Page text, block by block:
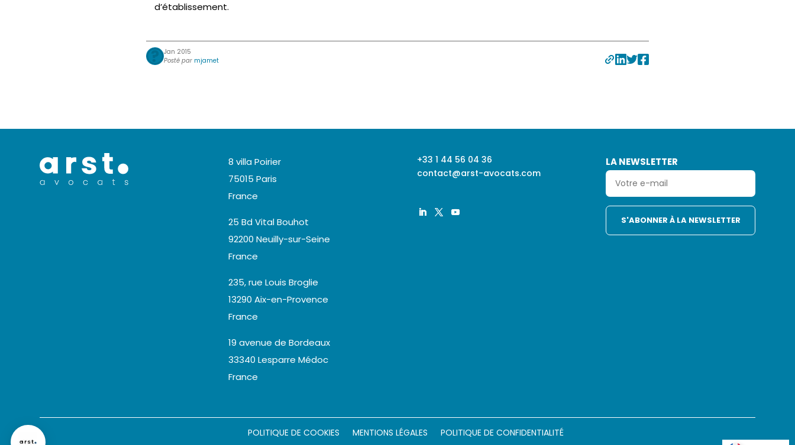
d’établissement.
Jan 2015
Posté par mjamet
8 villa Poirier
75015 Paris
France
25 Bd Vital Bouhot
92200 Neuilly-sur-Seine
France
235, rue Louis Broglie
13290 Aix-en-Provence
France
19 avenue de Bordeaux
33340 Lesparre Médoc
France
+33 1 44 56 04 36
contact@arst-avocats.com
LA NEWSLETTER
POLITIQUE DE COOKIES MENTIONS LÉGALES
POLITIQUE DE CONFIDENTIALITÉ
Axeptio consent
Plateforme de Gestion du Consentement : Personnalisez vos Options